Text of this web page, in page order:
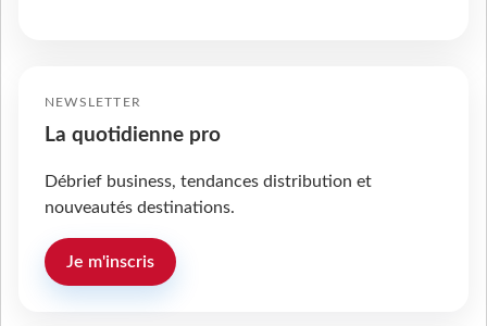
NEWSLETTER
La quotidienne pro
Débrief business, tendances distribution et
nouveautés destinations.
Je m'inscris